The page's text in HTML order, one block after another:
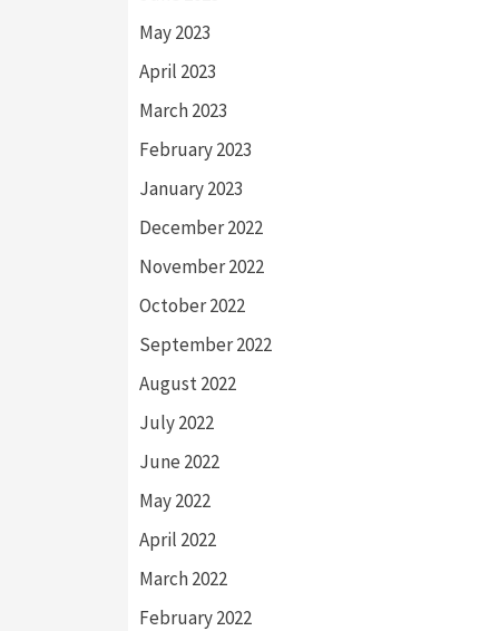
May 2023
April 2023
March 2023
February 2023
January 2023
December 2022
November 2022
October 2022
September 2022
August 2022
July 2022
June 2022
May 2022
April 2022
March 2022
February 2022